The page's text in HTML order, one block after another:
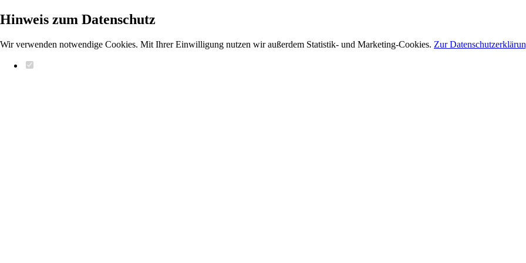
Hinweis zum Datenschutz
Wir verwenden notwendige Cookies. Mit Ihrer Einwilligung nutzen wir außerdem Statistik- und Marketing-Cookies. Zur